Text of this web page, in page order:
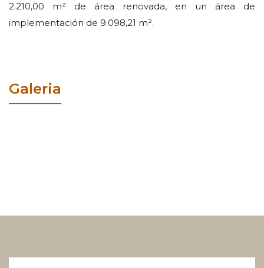
2.210,00 m² de área renovada, en un área de
implementación de 9.098,21 m².
Galeria